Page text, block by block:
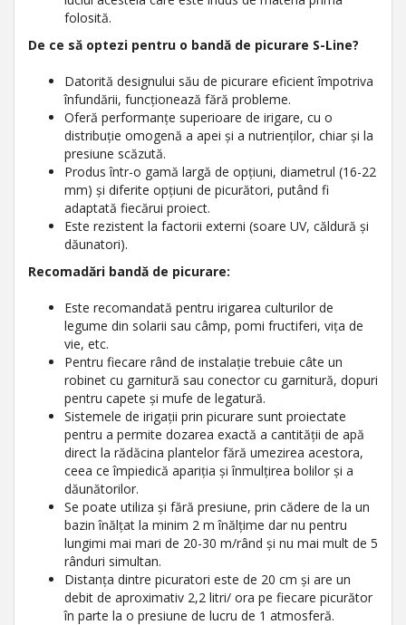
folosită.
De ce să optezi pentru o bandă de picurare S-Line?
Datorită designului său de picurare eficient împotriva
înfundării, funcționează fără probleme.
Oferă performanțe superioare de irigare, cu o
distribuție omogenă a apei și a nutrienților, chiar și la
presiune scăzută.
Produs într-o gamă largă de opțiuni, diametrul (16-22
mm) și diferite opțiuni de picurători, putând fi
adaptată fiecărui proiect.
Este rezistent la factorii externi (soare UV, căldură și
dăunatori).
Recomadări bandă de picurare:
Este recomandată pentru irigarea culturilor de
legume din solarii sau câmp, pomi fructiferi, vița de
vie, etc.
Pentru fiecare rând de instalație trebuie câte un
robinet cu garnitură sau conector cu garnitură, dopuri
pentru capete și mufe de legatură.
Sistemele de irigații prin picurare sunt proiectate
pentru a permite dozarea exactă a cantității de apă
direct la rădăcina plantelor fără umezirea acestora,
ceea ce împiedică apariția și înmulțirea bolilor și a
dăunătorilor.
Se poate utiliza și fără presiune, prin cădere de la un
bazin înălțat la minim 2 m înălțime dar nu pentru
lungimi mai mari de 20-30 m/rând și nu mai mult de 5
rânduri simultan.
Distanța dintre picuratori este de 20 cm și are un
debit de aproximativ 2,2 litri/ ora pe fiecare picurător
în parte la o presiune de lucru de 1 atmosferă.